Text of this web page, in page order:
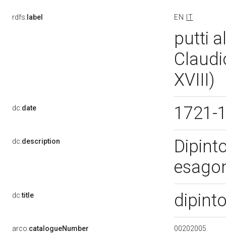
rdfs: label EN IT
putti
XVIII)
dc:date 1721-
dc:description
dc:title
arco:catalogueNumber 00202005